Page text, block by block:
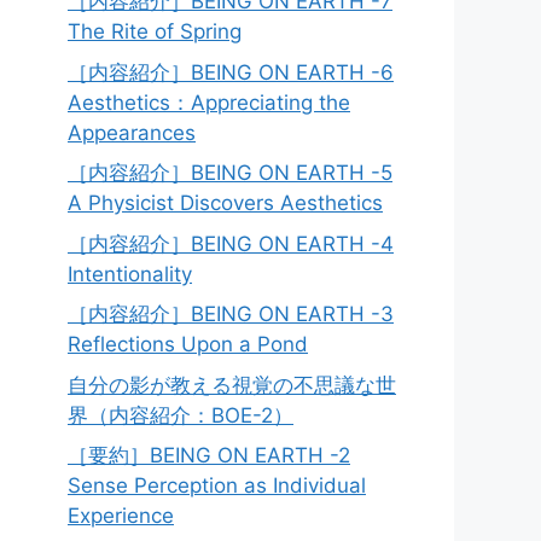
The Rite of Spring
［内容紹介］BEING ON EARTH -6
Aesthetics：Appreciating the
Appearances
［内容紹介］BEING ON EARTH -5
A Physicist Discovers Aesthetics
［内容紹介］BEING ON EARTH -4
Intentionality
［内容紹介］BEING ON EARTH -3
Reflections Upon a Pond
自分の影が教える視覚の不思議な世
界（内容紹介：BOE-2）
［要約］BEING ON EARTH -2
Sense Perception as Individual
Experience